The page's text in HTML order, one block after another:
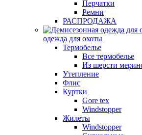
Перчатки
Ремни
РАСПРОДАЖА
одежда для охоты
Термобелье
Все термобелье
Из шерсти
Утепление
Флис
Куртки
Gore tex
Windstopper
Жилеты
Windstopper